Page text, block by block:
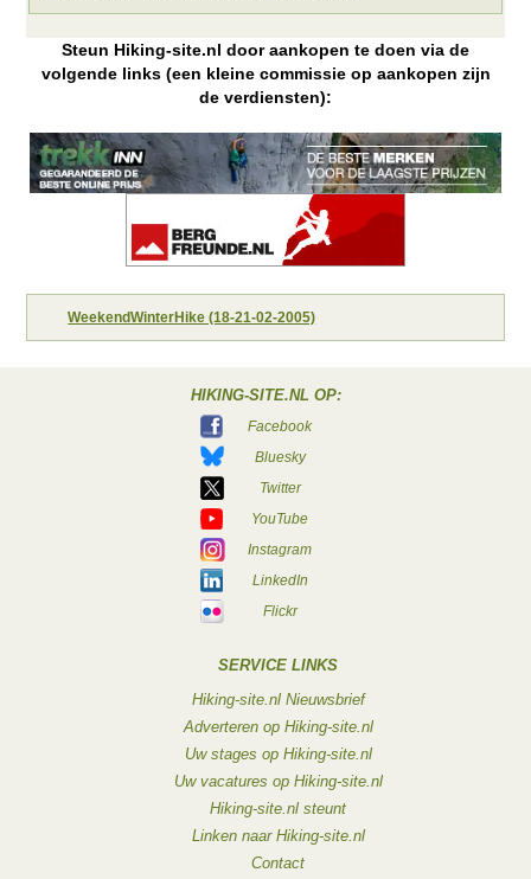
Steun Hiking-site.nl door aankopen te doen via de
volgende links (een kleine commissie op aankopen zijn
de verdiensten):
WeekendWinterHike (18-21-02-2005)
HIKING-SITE.NL OP:
Facebook
Bluesky
Twitter
YouTube
Instagram
LinkedIn
Flickr
SERVICE LINKS
Hiking-site.nl Nieuwsbrief
Adverteren op Hiking-site.nl
Uw stages op Hiking-site.nl
Uw vacatures op Hiking-site.nl
Hiking-site.nl steunt
Linken naar Hiking-site.nl
Contact